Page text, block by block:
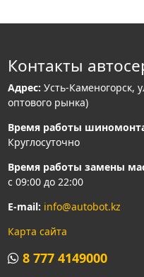
Контакты
Адрес: Усть-Каменогорск,
оптового рынка)
Время работы
Круглосуточно
Время работы замены
с 09:00 до 22:00
E-mail: info@autobot.kz
Карта сайта
8 777 4149000